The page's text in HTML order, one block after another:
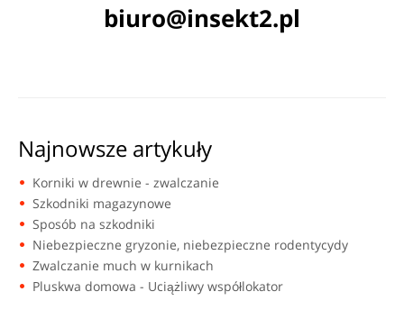
biuro@insekt2.pl
Najnowsze artykuły
Korniki w drewnie - zwalczanie
Szkodniki magazynowe
Sposób na szkodniki
Niebezpieczne gryzonie, niebezpieczne rodentycydy
Zwalczanie much w kurnikach
Pluskwa domowa - Uciążliwy współlokator